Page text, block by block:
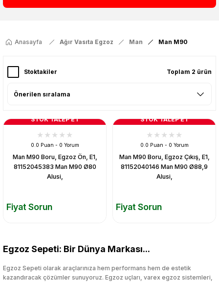
Anasayfa Ağır Vasıta Egzoz Man Man M90
Stoktakiler Toplam 2 ürün
STOK TALEP ET
0.0 Puan - 0 Yorum
Man M90 Boru, Egzoz Ön, E1,
81152045383 Man M90 Ø80
Alusi,
Fiyat Sorun
STOK TALEP ET
0.0 Puan - 0 Yorum
Man M90 Boru, Egzoz Çıkış, E1,
81152040146 Man M90 Ø88,9
Alusi,
Fiyat Sorun
Egzoz Sepeti: Bir Dünya Markası...
Egzoz Sepeti olarak araçlarınıza hem performans hem de estetik
kazandıracak çözümler sunuyoruz. Egzoz uçları, varex egzoz sistemleri,